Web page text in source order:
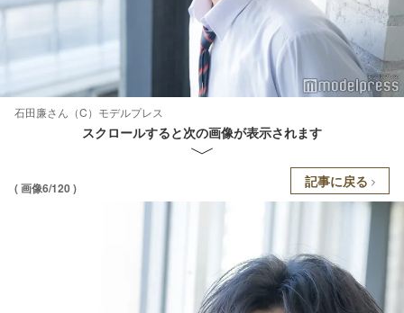
石田廉さん（C）モデルプレス
スクロールすると次の画像が表示されます
( 画像6/120 ) 記事に戻る